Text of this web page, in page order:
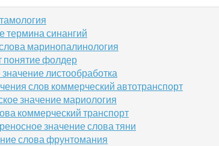
термина синангий
маринопалинология
понятие фолдер
листообработка
слов коммерческий автотранспорт
значение мариология
коммерческий транспорт
значение слова тяни
слова фрунтомания